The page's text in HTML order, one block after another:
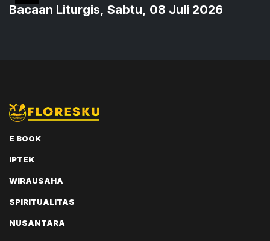
Bacaan Liturgis, Sabtu, 08 Juli 2026
E BOOK
IPTEK
WIRAUSAHA
SPIRITUALITAS
NUSANTARA